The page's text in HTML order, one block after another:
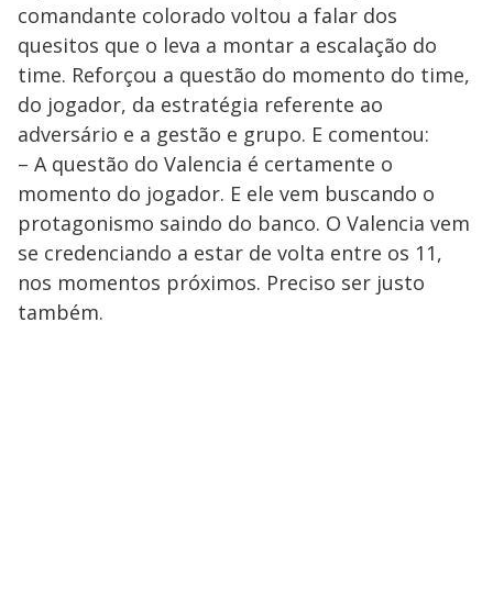
comandante colorado voltou a falar dos
quesitos que o leva a montar a escalação do
time. Reforçou a questão do momento do time,
do jogador, da estratégia referente ao
adversário e a gestão e grupo. E comentou:
– A questão do Valencia é certamente o
momento do jogador. E ele vem buscando o
protagonismo saindo do banco. O Valencia vem
se credenciando a estar de volta entre os 11,
nos momentos próximos. Preciso ser justo
também.